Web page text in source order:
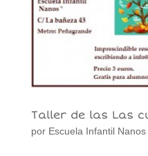
Taller de las Las
por Escuela Infantil Nanos